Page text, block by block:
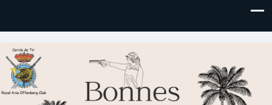
Royal AOC Florennes
Section TIR de l'AVIA